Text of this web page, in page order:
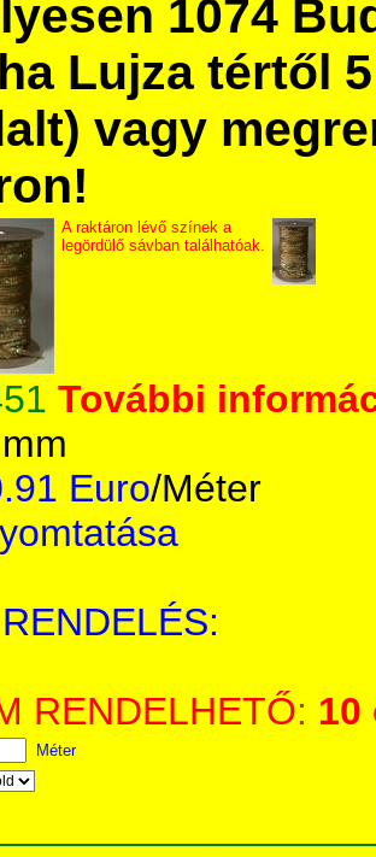
1074
Lujza tértől
vagy
A raktáron lévő színek a
legördülő sávban találhatóak.
További
Euro/Méter
RENDELHETŐ: 10
Méter